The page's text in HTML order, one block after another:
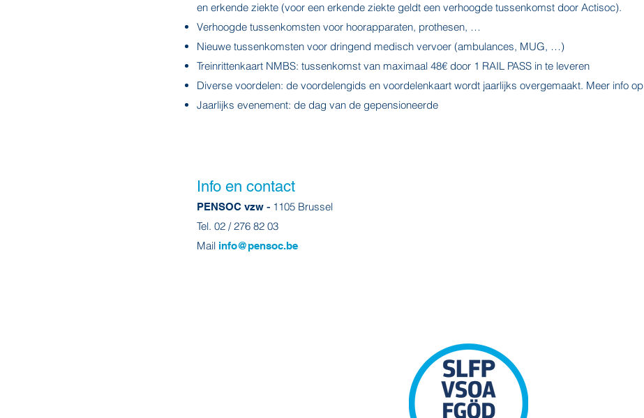
en erkende ziekte (voor een erkende ziekte geldt een verhoogde tussenkomst door Actisoc).
Verhoogde tussenkomsten voor hoorapparaten, prothesen, …
Nieuwe tussenkomsten voor dringend medisch vervoer (ambulances, MUG, …)
Treinrittenkaart NMBS: tussenkomst van maximaal 48€ door 1 RAIL PASS in te leveren
Diverse voordelen: de voordelengids en voordelenkaart wordt jaarlijks overgemaakt. Meer info op
Jaarlijks evenement: de dag van de gepensioneerde
Info en contact
PENSOC vzw - 1105 Brussel
Tel. 02 / 276 82 03
Mail info@pensoc.be